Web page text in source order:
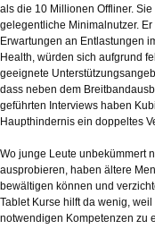
als die 10 Millionen Offliner.
gelegentliche Minimalnutzer.
Erwartungen an Entlastungen
Health, würden sich aufgrund
geeignete
dass neben dem
geführten Interviews haben
Haupthindernis ein doppeltes
Wo junge Leute unbekümmert
ausprobieren, haben ältere
bewältigen können und
Tablet Kurse hilft da wenig,
notwendigen Kompetenzen zu